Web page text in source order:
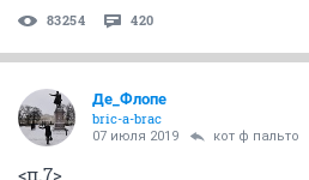
83254 420
Де_Флопе
bric-a-brac
07 июля 2019 кот ф пальто
<п.7>